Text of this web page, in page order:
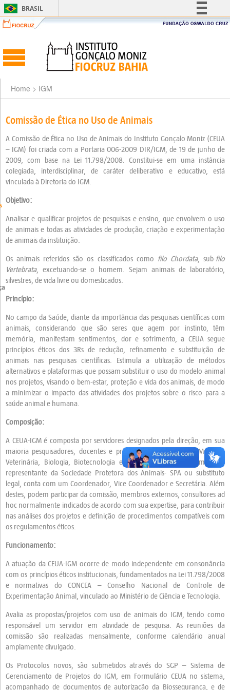
BRASIL
Simplifique!
Acesso à informação
Canais
Home > IGM
Comissão de Ética no Uso de Animais
A Comissão de Ética no Uso de Animais do Instituto Gonçalo Moniz (CEUA
– IGM) foi criada com a Portaria 006-2009 DIR/IGM, de 19 de junho de
2009, com base na Lei 11.798/2008. Constitui-se em uma instância
colegiada, interdisciplinar, de caráter deliberativo e educativo, está
vinculada à Diretoria do IGM.
Objetivo:
Analisar e qualificar projetos de pesquisas e ensino, que envolvem o uso
de animais e todas as atividades de produção, criação e experimentação
de animais da instituição.
Os animais referidos são os classificados como filo Chordata, sub-filo
Vertebrata, excetuando-se o homem. Sejam animais de laboratório,
silvestres, de vida livre ou domesticados.
Princípio:
No campo da Saúde, diante da importância das pesquisas científicas com
animais, considerando que são seres que agem por instinto, têm
memória, manifestam sentimentos, dor e sofrimento, a CEUA segue
princípios éticos dos 3Rs de redução, refinamento e substituição de
animais nas pesquisas científicas. Estimula a utilização de métodos
alternativos e plataformas que possam substituir o uso do modelo animal
nos projetos, visando o bem-estar, proteção e vida dos animais, de modo
a minimizar o impacto das atividades dos projetos sobre o risco para a
saúde animal e humana.
Composição:
A CEUA-IGM é composta por servidores designados pela direção, em sua
maioria pesquisadores, docentes e profissionais das áreas de Medicina
Veterinária, Biologia, Biotecnologia entre outros. Inclui um membro
representante da Sociedade Protetora dos Animais- SPA ou substituto
legal, conta com um Coordenador, Vice Coordenador e Secretária. Além
destes, podem participar da comissão, membros externos, consultores ad
hoc normalmente indicados de acordo com sua expertise, para contribuir
nas análises dos projetos e definição de procedimentos compatíveis com
os regulamentos éticos.
Funcionamento:
A atuação da CEUA-IGM ocorre de modo independente em consonância
com os princípios éticos institucionais, fundamentados na Lei 11.798/2008
e normativas do CONCEA – Conselho Nacional de Controle de
Experimentação Animal, vinculado ao Ministério de Ciência e Tecnologia.
Avalia as propostas/projetos com uso de animais do IGM, tendo como
responsável um servidor em atividade de pesquisa. As reuniões da
comissão são realizadas mensalmente, conforme calendário anual
amplamente divulgado.
Os Protocolos novos, são submetidos através do SGP – Sistema de
Gerenciamento de Projetos do IGM, em Formulário CEUA no sistema,
acompanhado de documentos de autorização da Biossegurança, e de